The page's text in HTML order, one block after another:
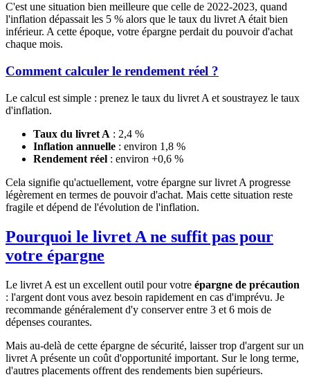
C'est une situation bien meilleure que celle de 2022-2023, quand
l'inflation dépassait les 5 % alors que le taux du livret A était bien
inférieur. A cette époque, votre épargne perdait du pouvoir d'achat
chaque mois.
Comment calculer le rendement réel ?
Le calcul est simple : prenez le taux du livret A et soustrayez le taux
d'inflation.
Taux du livret A : 2,4 %
Inflation annuelle : environ 1,8 %
Rendement réel : environ +0,6 %
Cela signifie qu'actuellement, votre épargne sur livret A progresse
légèrement en termes de pouvoir d'achat. Mais cette situation reste
fragile et dépend de l'évolution de l'inflation.
Pourquoi le livret A ne suffit pas pour
votre épargne
Le livret A est un excellent outil pour votre épargne de précaution
: l'argent dont vous avez besoin rapidement en cas d'imprévu. Je
recommande généralement d'y conserver entre 3 et 6 mois de
dépenses courantes.
Mais au-delà de cette épargne de sécurité, laisser trop d'argent sur un
livret A présente un coût d'opportunité important. Sur le long terme,
d'autres placements offrent des rendements bien supérieurs.